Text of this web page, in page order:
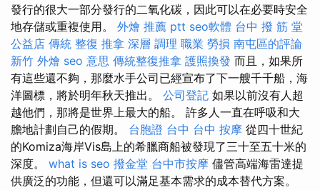
發行的很大一部分發行的二氧化碳，因此可以在必要時安全
地存儲或重複使用。 外燴 推薦 ptt seo軟體 台中 撥 筋 堂
公益店 傳統 整復 推拿 深層 調理 職業 勞損 南屯區的評論
新竹 外燴 seo 意思 傳統整復推拿 護照換發 而且，如果所
有這些還不夠，那麼水手公司已經宣布了下一艘千千船，海
洋圖標，將於明年秋天推出。 公司登記 如果以前沒有人超
越他們，那將是世界上最大的船。 許多人一直在呼吸和大
膽地計劃自己的假期。 台胞證 台中 台中 按摩 從四十世紀
的Komiza海岸Vis島上的希臘商船被發現了三十至五十米的
深度。 what is seo 撥金堂 台中市按摩 儘管高端海雷達提
供廣泛的功能，但還可以滿足基本需求的成本替代方案。